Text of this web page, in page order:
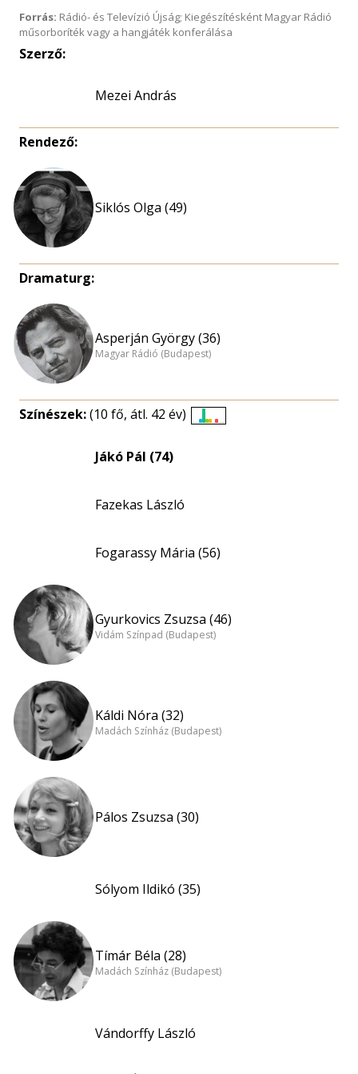
Forrás: Rádió- és Televízió Újság; Kiegészítésként Magyar Rádió
műsorboríték vagy a hangjáték konferálása
Szerző:
Mezei András
Rendező:
Siklós Olga (49)
Dramaturg:
Asperján György (36)
Magyar Rádió (Budapest)
Színészek:(10 fő, átl. 42 év)
Jákó Pál (74)
Fazekas László
Fogarassy Mária (56)
Gyurkovics Zsuzsa (46)
Vidám Színpad (Budapest)
Káldi Nóra (32)
Madách Színház (Budapest)
Pálos Zsuzsa (30)
Sólyom Ildikó (35)
Tímár Béla (28)
Madách Színház (Budapest)
Vándorffy László